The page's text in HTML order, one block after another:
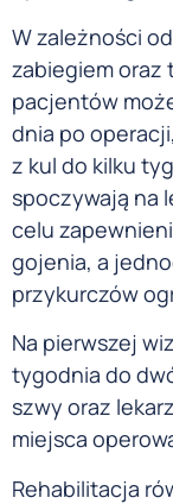
W zależności
zabiegiem
pacjentów
dnia po
z kul do kilku
spoczywają na
celu
gojenia, a
przykurczów
Na pierwszej
tygodnia do
szwy oraz
miejsca
Rehabilitacja